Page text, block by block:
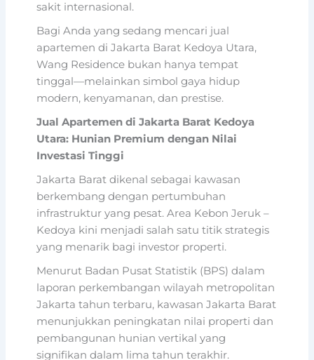
sakit internasional.
Bagi Anda yang sedang mencari jual
apartemen di Jakarta Barat Kedoya Utara,
Wang Residence bukan hanya tempat
tinggal—melainkan simbol gaya hidup
modern, kenyamanan, dan prestise.
Jual Apartemen di Jakarta Barat Kedoya
Utara: Hunian Premium dengan Nilai
Investasi Tinggi
Jakarta Barat dikenal sebagai kawasan
berkembang dengan pertumbuhan
infrastruktur yang pesat. Area Kebon Jeruk –
Kedoya kini menjadi salah satu titik strategis
yang menarik bagi investor properti.
Menurut Badan Pusat Statistik (BPS) dalam
laporan perkembangan wilayah metropolitan
Jakarta tahun terbaru, kawasan Jakarta Barat
menunjukkan peningkatan nilai properti dan
pembangunan hunian vertikal yang
signifikan dalam lima tahun terakhir.